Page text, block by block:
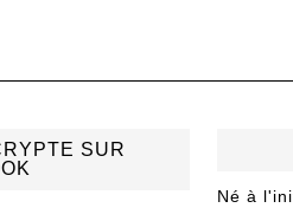
SUR
Né à